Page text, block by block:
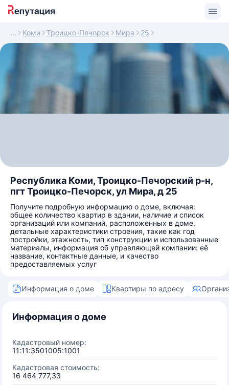
Коми Троицко-Печорск Мира 25
Республика Коми, Троицко-Печорский р-н,
пгт Троицко-Печорск, ул Мира, д 25
Получите подробную информацию о доме, включая:
общее количество квартир в здании, наличие и список
организаций или компаний, расположенных в доме,
детальные характеристики строения, такие как год
постройки, этажность, тип конструкции и использованные
материалы, информация об управляющей компании: её
название, контактные данные, и качество
предоставляемых услуг
Информация о доме Квартиры по адресу
Информация о доме
Кадастровый номер:
11:11:3501005:1001
Кадастровая стоимость:
16 464 777,33